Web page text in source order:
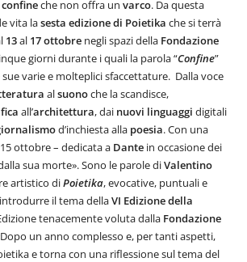
confineche non offra un varco. Da questa
vita lasesta edizione di Poietika che si terrà
13al 17ottobre negli spazi della Fondazione
giorni durante i quali la parola “Confine”
varie e molteplici sfaccettature. Dalla voce
alsuonoche la scandisce,
all’architettura, dai nuovi linguaggi digitali
d’inchiesta alla poesia. Con una
ottobre – dedicata a Dante in occasione dei
sua morte». Sono le parole diValentino
artistico diPoietika, evocative, puntuali e
il tema dellaVI Edizione della
tenacemente voluta dalla Fondazione
un anno complesso e, per tanti aspetti,
e torna con una riflessione sul tema del